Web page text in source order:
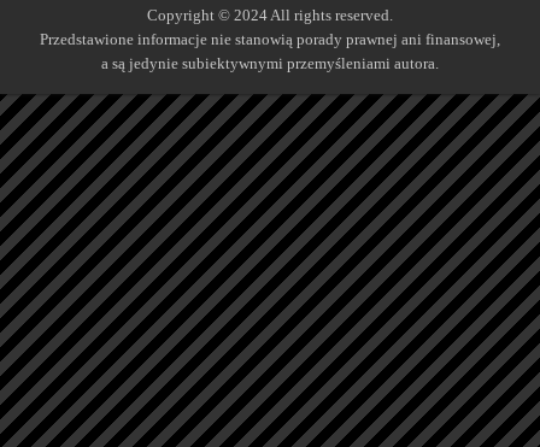
Copyright © 2024 All rights reserved.
Przedstawione informacje nie stanowią porady prawnej ani finansowej,
a są jedynie subiektywnymi przemyśleniami autora.